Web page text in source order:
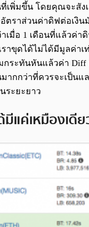
เพิ่มขึ้น โดยคุณจะสัง
ตราส่วนค่าดิฟต่อเงิน
เมื่อ 1 เดือนที่แล้วค่า
ราขุดได้ไม่ได้มีมูลค่าเ
กระทันหันแล้วค่า
มากกว่าที่ควรจะเป็น
ระยะยาว
มีแค่เหมืองเดี